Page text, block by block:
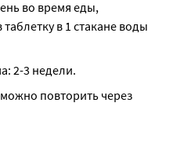
во время еды,
в 1 стакане воды
2-3 недели.
повторить через